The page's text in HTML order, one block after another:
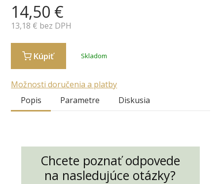
14,50 €
13,18 € bez DPH
Kúpiť Skladom
Možnosti doručenia a platby
Popis
Parametre Diskusia
Chcete poznať odpovede
na nasledujúce otázky?